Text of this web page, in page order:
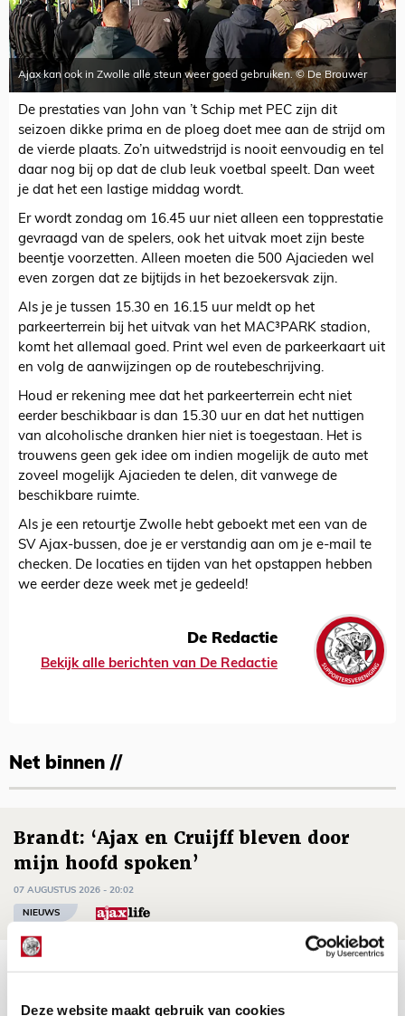
Deze website maakt gebruik van cookies
Ajax kan ook in Zwolle alle steun weer goed gebruiken. © De Brouwer
De prestaties van John van ’t Schip met PEC zijn dit
seizoen dikke prima en de ploeg doet mee aan de strijd om
de vierde plaats. Zo’n uitwedstrijd is nooit eenvoudig en tel
daar nog bij op dat de club leuk voetbal speelt. Dan weet
je dat het een lastige middag wordt.
Er wordt zondag om 16.45 uur niet alleen een topprestatie
gevraagd van de spelers, ook het uitvak moet zijn beste
beentje voorzetten. Alleen moeten die 500 Ajacieden wel
even zorgen dat ze bijtijds in het bezoekersvak zijn.
Als je je tussen 15.30 en 16.15 uur meldt op het
parkeerterrein bij het uitvak van het MAC³PARK stadion,
komt het allemaal goed. Print wel even de parkeerkaart uit
en volg de aanwijzingen op de routebeschrijving.
Houd er rekening mee dat het parkeerterrein echt niet
eerder beschikbaar is dan 15.30 uur en dat het nuttigen
van alcoholische dranken hier niet is toegestaan. Het is
trouwens geen gek idee om indien mogelijk de auto met
zoveel mogelijk Ajacieden te delen, dit vanwege de
beschikbare ruimte.
Als je een retourtje Zwolle hebt geboekt met een van de
SV Ajax-bussen, doe je er verstandig aan om je e-mail te
checken. De locaties en tijden van het opstappen hebben
we eerder deze week met je gedeeld!
De Redactie
Bekijk alle berichten van De Redactie
Net binnen //
Brandt: ‘Ajax en Cruijff bleven door
mijn hoofd spoken’
07 AUGUSTUS 2026 - 20:02
NIEUWS
Míchel geeft blessure-update en